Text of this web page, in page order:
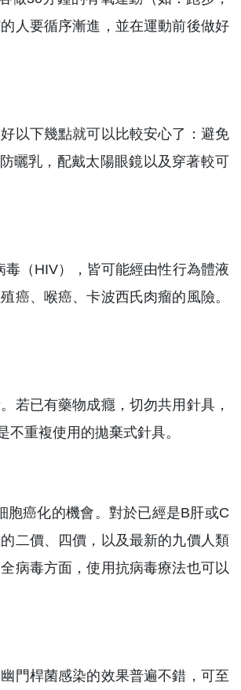
人要循序漸進，並在運動前後做好
以下幾點就可以比較安心了：避免
曬乳，配戴太陽眼鏡以及穿著較可
（HIV），皆可能經由性行為體液
癌、喉癌、卡波西氏肉瘤的風險。
若已有藥物成癮，切勿共用針具，
不重複使用的拋棄式針具。
胞癌化的機會。對於已經是B肝或C
二價、四價，以及最新的九價人類
病毒方面，使用抗病毒療法也可以
門桿菌感染的效果普遍不錯，可至